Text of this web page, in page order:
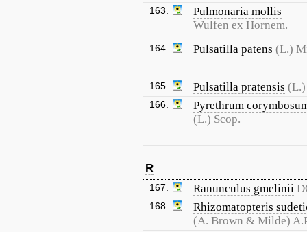
163.
Pulmonaria mollis
Wulfen ex Hornem.
164. Pulsatilla patens (L.)
165. Pulsatilla pratensis
166.
Pyrethrum
(L.) Scop.
R
167. Ranunculus gmelinii
168.
Rhizomatopteris
(A. Brown & Milde)